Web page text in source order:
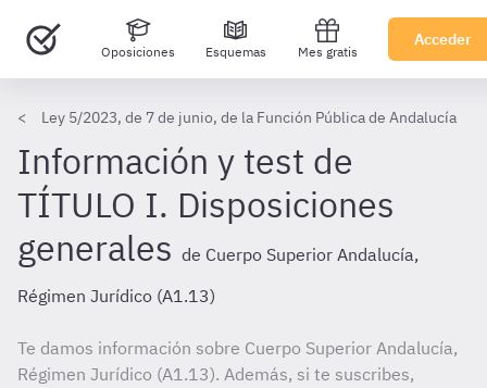
Oposiciones Esquemas Mes gratis
Acceder
Ley 5/2023, de 7 de junio, de la Función Pública de Andalucía
Información y test de
TÍTULO I. Disposiciones
generales de Cuerpo Superior Andalucía,
Régimen Jurídico (A1.13)
Te damos información sobre Cuerpo Superior Andalucía,
Régimen Jurídico (A1.13). Además, si te suscribes,